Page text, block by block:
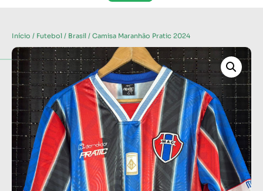
Início / Futebol / Brasil / Camisa Maranhão Pratic 2024